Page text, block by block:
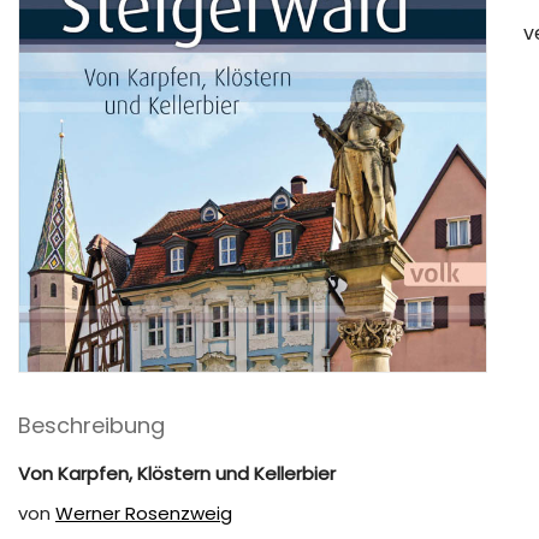
Beschreibung
Von Karpfen, Klöstern und Kellerbier
von Werner Rosenzweig